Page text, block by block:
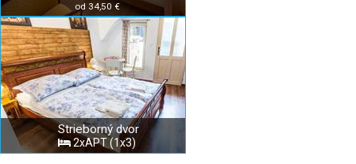
od 34,50 €
Strieborný dvor
2xAPT (1x3)